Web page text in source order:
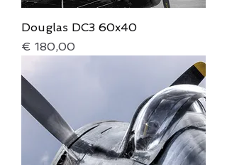
Douglas DC3 60x40
Prijs
€ 180,00